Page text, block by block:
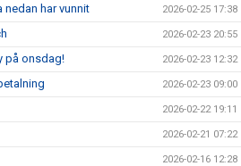
nedan har vunnit 2026-02-25 17:38
2026-02-23 20:55
på onsdag! 2026-02-23 12:32
2026-02-23 09:00
2026-02-22 19:11
2026-02-21 07:22
2026-02-16 12:28